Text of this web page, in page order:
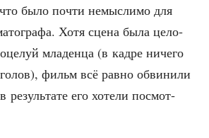
было почти немыс­ли­мо для
Хотя сце­на была цело­
мла­ден­ца (в кад­ре ниче­го
фильм всё рав­но обви­ни­ли
резуль­та­те его хоте­ли посмот­